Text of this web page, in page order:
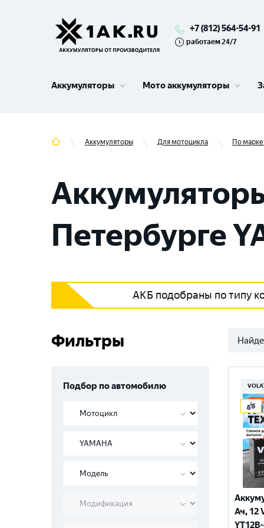
+7 (812) 564-54-91
работаем 24/7
Аккумуляторы Мото аккумуляторы
Аккумуляторы Для мотоцикла По
Петербурге
АКБ подобраны по типу
Фильтры
Подбор по автомобилю
Ач, 12